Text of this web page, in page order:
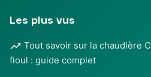
Les plus vus
Tout savoir sur la chaudière
fioul : guide complet